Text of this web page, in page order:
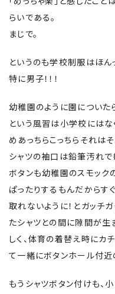
らいである。
まじで。
というのも学校制服はほん
特に男子！！！
幼稚園のように園についた
という風習は小学校にはな
めあっちらこっちらそれは
シャツの袖口は鉛筆汚れで
ボタンも幼稚園のスモック
ぱったりするもんだからす
取れないように！とガッチ
たシャツとの間に隙間が生
しく、体育の着替え時にカ
て一緒にボタンホール付近
もうシャツボタン付けも、